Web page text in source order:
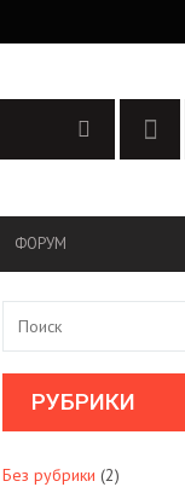
ФОРУМ
РУБРИКИ
Без рубрики (2)